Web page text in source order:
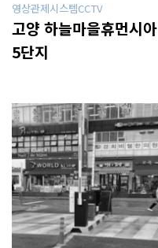
영상관제시스템CCTV
고양 하늘마을휴먼시아
5단지